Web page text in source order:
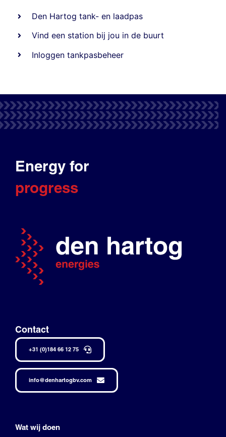
Den Hartog tank- en laadpas
Vind een station bij jou in de buurt
Inloggen tankpasbeheer
Energy for
progress
Contact
+31 (0)184 66 12 75
info@denhartogbv.com
Wat wij doen